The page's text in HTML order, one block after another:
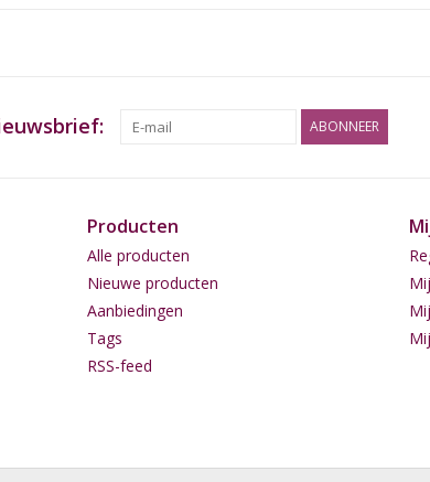
ABONNEER
Producten
Alle producten
Nieuwe producten
Aanbiedingen
Tags
RSS-feed